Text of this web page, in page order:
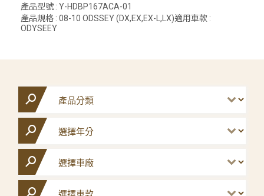
產品型號 : Y-HDBP167ACA-01
產品規格 : 08-10 ODSSEY (DX,EX,EX-L,LX)適用車款 :
ODYSEEY